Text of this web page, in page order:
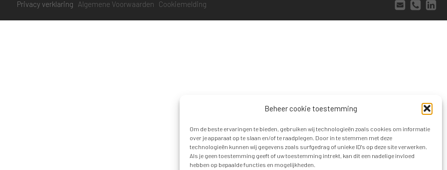
Beheer cookie toestemming
Om de beste ervaringen te bieden, gebruiken wij technologieën zoals cookies om informatie
over je apparaat op te slaan en/of te raadplegen. Door in te stemmen met deze
technologieën kunnen wij gegevens zoals surfgedrag of unieke ID's op deze site verwerken.
Als je geen toestemming geeft of uw toestemming intrekt, kan dit een nadelige invloed
hebben op bepaalde functies en mogelijkheden.
Privacy verklaring Algemene Voorwaarden Cookiemelding